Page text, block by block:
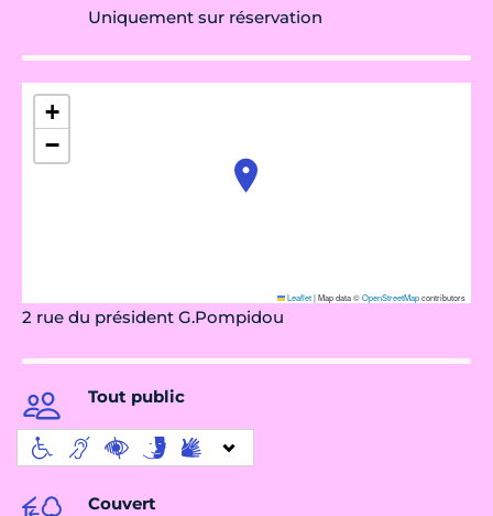
Uniquement sur réservation
+
−
Leaflet|Map data ©OpenStreetMapcontributors
2 rue du président G.Pompidou
Tout public
Couvert